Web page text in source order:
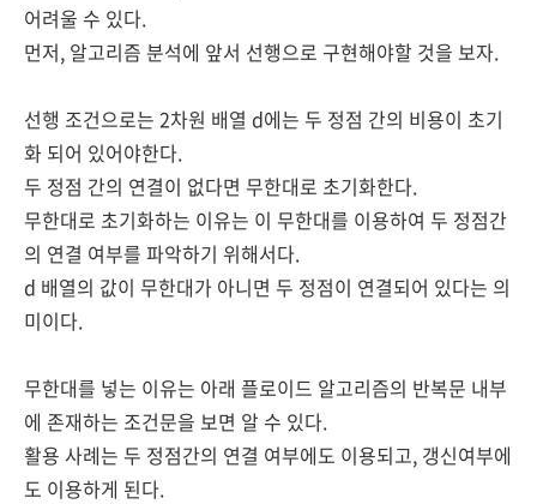
어려울 수 있다.
먼저, 알고리즘 분석에 앞서 선행으로 구현해야할 것을 보자.
선행 조건으로는 2차원 배열 d에는 두 정점 간의 비용이 초기
화 되어 있어야한다.
두 정점 간의 연결이 없다면 무한대로 초기화한다.
무한대로 초기화하는 이유는 이 무한대를 이용하여 두 정점간
의 연결 여부를 파악하기 위해서다.
d 배열의 값이 무한대가 아니면 두 정점이 연결되어 있다는 의
미이다.
무한대를 넣는 이유는 아래 플로이드 알고리즘의 반복문 내부
에 존재하는 조건문을 보면 알 수 있다.
활용 사례는 두 정점간의 연결 여부에도 이용되고, 갱신여부에
도 이용하게 된다.